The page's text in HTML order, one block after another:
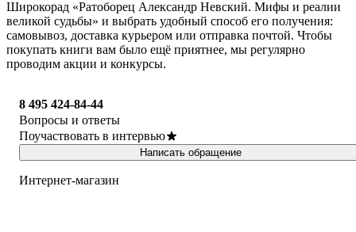
Широкорад «Ратоборец Александр Невский. Мифы и реалии
великой судьбы» и выбрать удобный способ его получения:
самовывоз, доставка курьером или отправка почтой. Чтобы
покупать книги вам было ещё приятнее, мы регулярно
проводим акции и конкурсы.
8 495 424-84-44
Вопросы и ответы
Поучаствовать в интервью
Написать обращение
Интернет-магазин